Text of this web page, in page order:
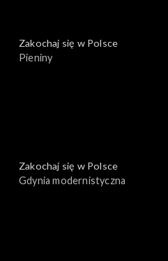
Zakochaj się w Polsce
Pieniny
Zakochaj się w Polsce
Gdynia modernistyczna